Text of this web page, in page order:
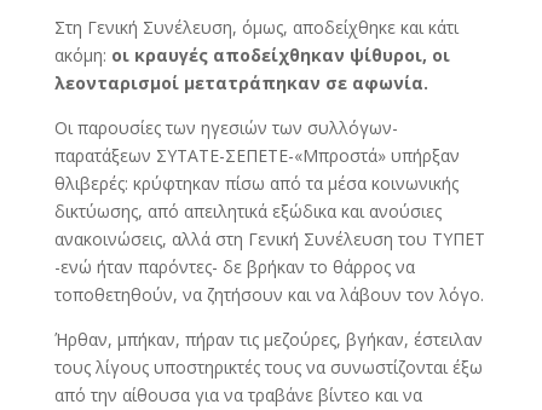
Στη Γενική Συνέλευση, όμως, αποδείχθηκε και κάτι
ακόμη: οι κραυγές αποδείχθηκαν ψίθυροι, οι
λεονταρισμοί μετατράπηκαν σε αφωνία.
Οι παρουσίες των ηγεσιών των συλλόγων-
παρατάξεων ΣΥΤΑΤΕ-ΣΕΠΕΤΕ-«Μπροστά» υπήρξαν
θλιβερές: κρύφτηκαν πίσω από τα μέσα κοινωνικής
δικτύωσης, από απειλητικά εξώδικα και ανούσιες
ανακοινώσεις, αλλά στη Γενική Συνέλευση του ΤΥΠΕΤ
-ενώ ήταν παρόντες- δε βρήκαν το θάρρος να
τοποθετηθούν, να ζητήσουν και να λάβουν τον λόγο.
Ήρθαν, μπήκαν, πήραν τις μεζούρες, βγήκαν, έστειλαν
τους λίγους υποστηρικτές τους να συνωστίζονται έξω
από την αίθουσα για να τραβάνε βίντεο και να